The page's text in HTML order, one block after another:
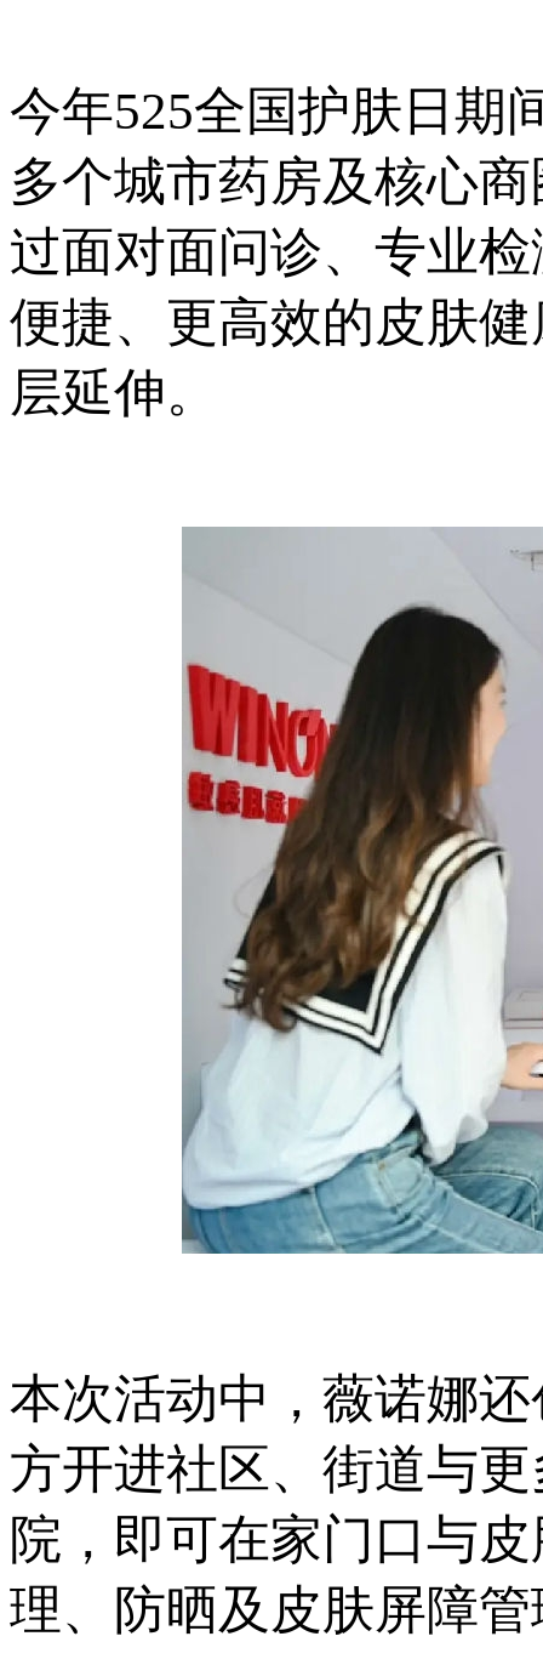
今年525全国护肤日期
多个城市药房及核心
过面对面问诊、专业
便捷、更高效的皮肤
层延伸。
本次活动中，薇诺娜
方开进社区、街道与
院，即可在家门口与
理、防晒及皮肤屏障